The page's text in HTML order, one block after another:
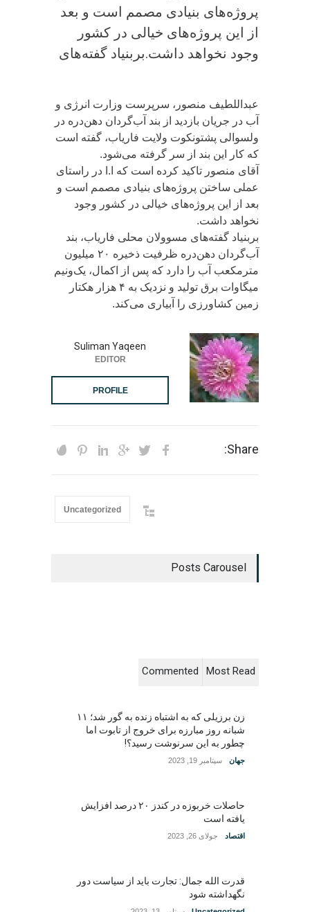
پروژه‌های بنیادی مصمم است و بعد
از این پروژه‌های خیالی در کشور
وجود نخواهد داشت.بربنیاد گفته‌های
عبداللطیف منصور، سرپرست وزارت انرژی و
آب در جریان بازدید از بند آب‌گردان دهن‌دره در
ولسوالی پشتونکوت ولایت فاریاب، گفته است
که کار این بند از سر گرفته می‌شود.
آقای منصور تاکید کرده است که ا.ا در راستای
عملی ساختن پروژه‌های بنیادی مصمم است و
بعد از این پروژه‌های خیالی در کشور وجود
نخواهد داشت.
بربنیاد گفته‌های مسوولان محلی فاریاب، بند
آب‌گردان دهن‌دره ظرفیت ذخیره ۲۰ میلیون
مترمکعب آب را دارد که پس از اکمال، یک‌ونیم
میگاوات برق تولید و نزدیک به ۴ هزار هکتار
زمین کشاورزی را آبیاری می‌کند.
Suliman Yaqeen
EDITOR
PROFILE
Share:
Uncategorized
Posts Carousel
Most Read
Commented
زن برزیلی که به اشتباه زنده به گور شد؛ ۱۱
شبانه روز مبارزه برای خروج از تابوت اما
چطور به این سرنوشت رسید؟!
جهان سپتامبر 19, 2023
حاصلات خربوزه در کندز ۲۰ درصد افزایش
یافته است
اقتصاد جولای 26, 2023
قدرت الله جمال: تجارت باید از سیاست دور
نگهداشته شود